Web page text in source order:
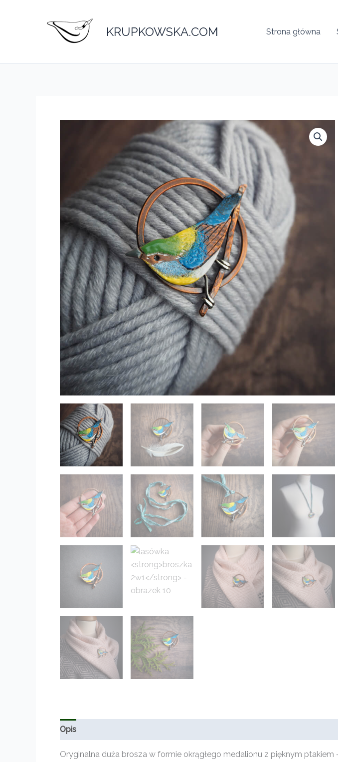
KRUPKOWSKA.COM Strona główna
Opis
Oryginalna duża brosza w formie okrągłego medalionu z pięknym